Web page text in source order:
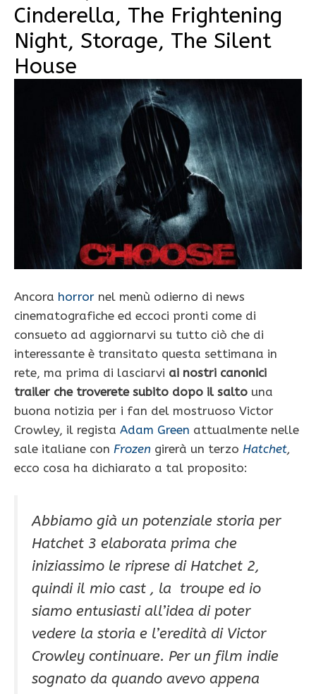
Cinderella, The Frightening
Night, Storage, The Silent
House
Ancora horror nel menù odierno di news
cinematografiche ed eccoci pronti come di
consueto ad aggiornarvi su tutto ciò che di
interessante è transitato questa settimana in
rete, ma prima di lasciarvi ai nostri canonici
trailer che troverete subito dopo il salto una
buona notizia per i fan del mostruoso Victor
Crowley, il regista Adam Green attualmente nelle
sale italiane con Frozen girerà un terzo Hatchet,
ecco cosa ha dichiarato a tal proposito:
Abbiamo già un potenziale storia per
Hatchet 3 elaborata prima che
iniziassimo le riprese di Hatchet 2,
quindi il mio cast , la troupe ed io
siamo entusiasti all’idea di poter
vedere la storia e l’eredità di Victor
Crowley continuare. Per un film indie
sognato da quando avevo appena